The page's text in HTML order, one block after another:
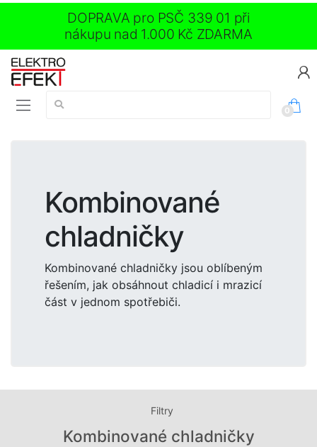
DOPRAVA pro PSČ 339 01 při
nákupu nad 1.000 Kč ZDARMA
Vyhledávání:
0
Kombinované
chladničky
Kombinované chladničky jsou oblíbeným
řešením, jak obsáhnout chladicí i mrazicí
část v jednom spotřebiči.
Filtry
Kombinované chladničky